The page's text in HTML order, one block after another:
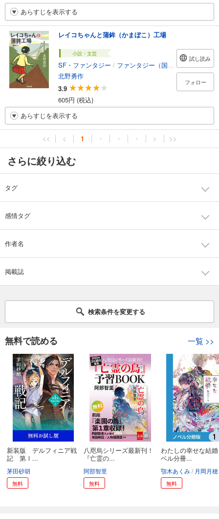
あらすじを表示する
レイコちゃんと蒲鉾（かまぼこ）工場
小説・文芸
SF・ファンタジー / ファンタジー（国内）
北野勇作
3.9
605円 (税込)
試し読み
フォロー
あらすじを表示する
<< < 1 ・ ・ ・ > >>
さらに絞り込む
タグ
感情タグ
作者名
掲載誌
検索条件を変更する
無料で読める 一覧 >>
新装版 デルフィニア戦
記 第Ⅰ...
茅田砂胡
無料
八咫烏シリーズ最新刊！
『亡霊の...
阿部智里
無料
わたしの幸せな結
ベル分冊...
顎木あくみ 月岡月穂
無料